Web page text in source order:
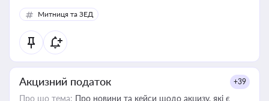
Митниця та ЗЕД
Акцизний податок +39
Про що тема: Про новини та кейси щодо акцизу, які є